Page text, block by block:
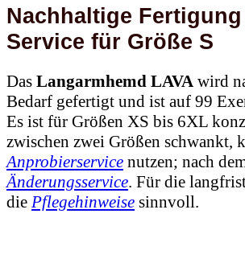
Nachhaltige Fertigung
Service für Größe S
Das Langarmhemd LAVA wird
Bedarf gefertigt und ist auf 99
Es ist für Größen XS bis 6XL
zwischen zwei Größen schwankt,
Anprobierservice nutzen; nach
Änderungsservice. Für die
die Pflegehinweise sinnvoll.